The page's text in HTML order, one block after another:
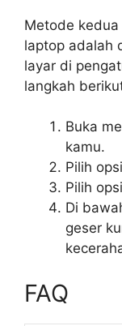
Metode
laptop adalah
layar di
langkah
Buka
kamu.
Pilih
Pilih
Di
geser
FAQ